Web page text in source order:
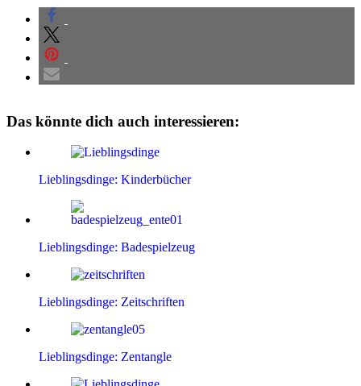
Das könnte dich auch interessieren:
Lieblingsdinge: Kinderbücher
Lieblingsdinge: Badespielzeug
Lieblingsdinge: Zeitschriften
Lieblingsdinge: Zentangle